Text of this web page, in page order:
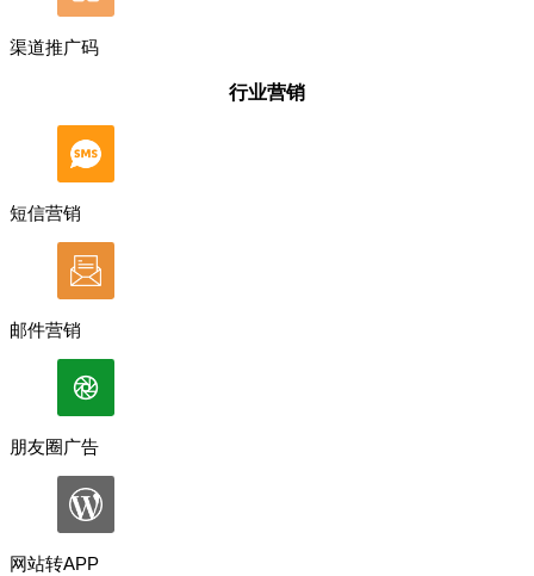
渠道推广码
行业营销
短信营销
邮件营销
朋友圈广告
网站转APP